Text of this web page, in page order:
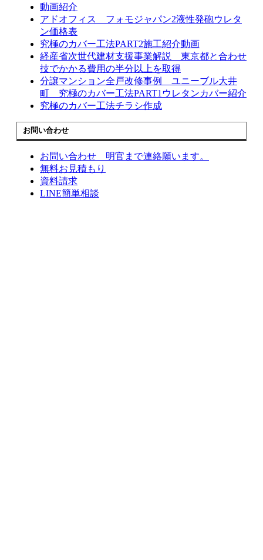
動画紹介
アドオフィス フォモジャパン2液性発砲ウレタ
ン価格表
究極のカバー工法PART2施工紹介動画
経産省次世代建材支援事業解説 東京都と合わせ
技でかかる費用の半分以上を取得
分譲マンション全戸改修事例 ユニーブル大井
町 究極のカバー工法PART1ウレタンカバー紹介
究極のカバー工法チラシ作成
お問い合わせ
お問い合わせ 明官まで連絡願います。
無料お見積もり
資料請求
LINE簡単相談